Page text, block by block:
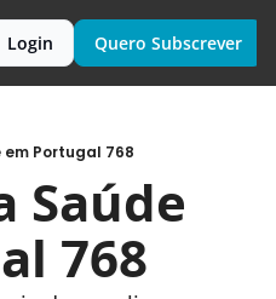
Login Quero Subscrever
Portugal 768
Saúde
768